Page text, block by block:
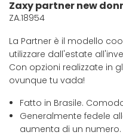
Zaxy partner new
ZA.18954
La Partner è il modello
utilizzare dall'estate
Con opzioni realizzate in
ovunque tu vada!
Fatto in Brasile.
Generalmente fedele
aumenta di un numero.